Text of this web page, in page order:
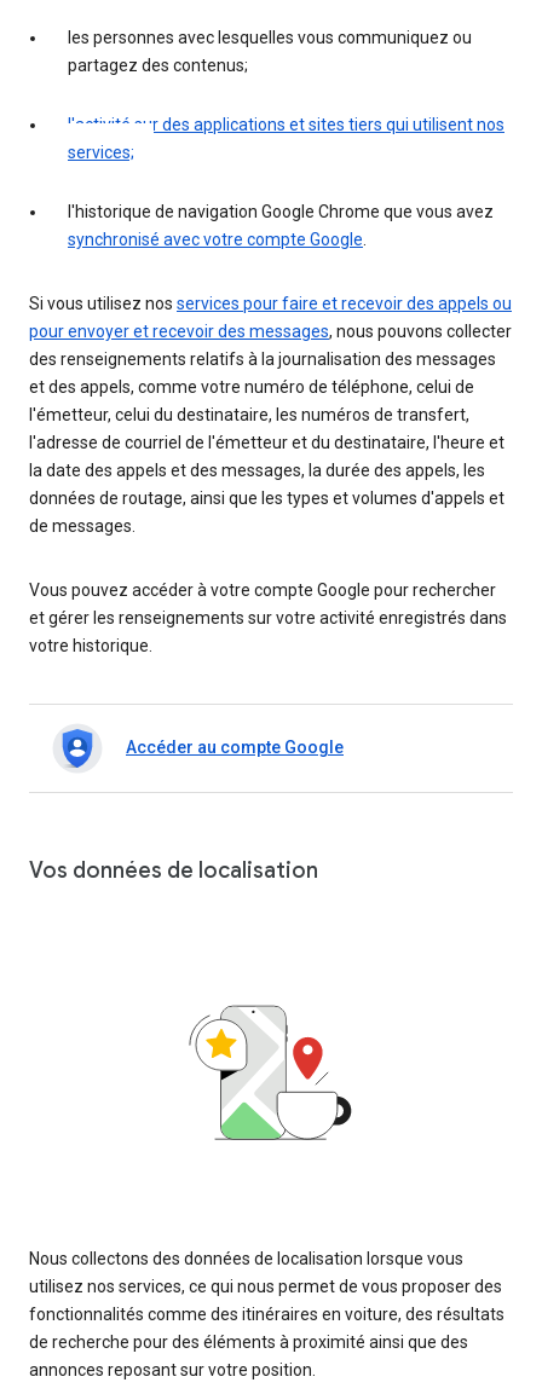
les personnes avec lesquelles vous communiquez ou
partagez des contenus;
l'activité sur des applications et sites tiers qui utilisent nos
services;
l'historique de navigation Google Chrome que vous avez
synchronisé avec votre compte Google.
Si vous utilisez nos services pour faire et recevoir des appels ou
pour envoyer et recevoir des messages, nous pouvons collecter
des renseignements relatifs à la journalisation des messages
et des appels, comme votre numéro de téléphone, celui de
l'émetteur, celui du destinataire, les numéros de transfert,
l'adresse de courriel de l'émetteur et du destinataire, l'heure et
la date des appels et des messages, la durée des appels, les
données de routage, ainsi que les types et volumes d'appels et
de messages.
Vous pouvez accéder à votre compte Google pour rechercher
et gérer les renseignements sur votre activité enregistrés dans
votre historique.
Accéder au compte Google
Vos données de localisation
Nous collectons des données de localisation lorsque vous
utilisez nos services, ce qui nous permet de vous proposer des
fonctionnalités comme des itinéraires en voiture, des résultats
de recherche pour des éléments à proximité ainsi que des
annonces reposant sur votre position.